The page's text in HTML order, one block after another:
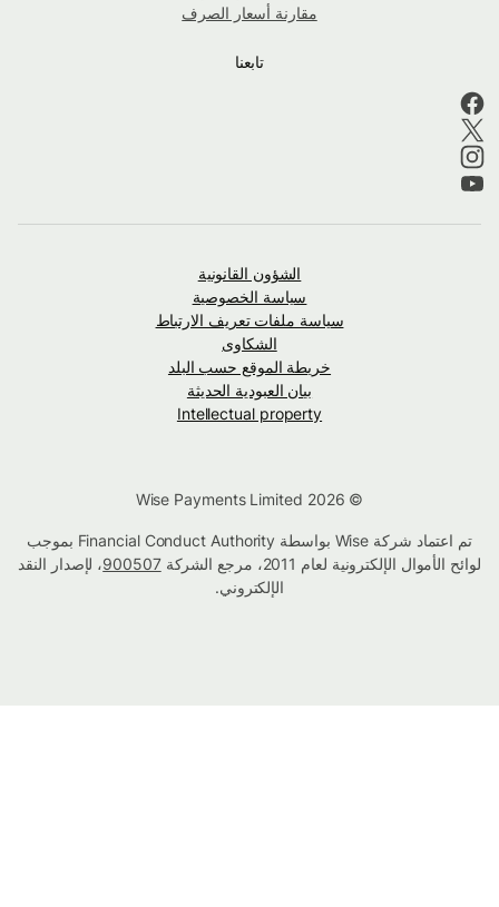
مقارنة أسعار الصرف
تابعنا
الشؤون القانونية
سياسة الخصوصية
سياسة ملفات تعريف الارتباط
الشكاوى
خريطة الموقع حسب البلد
بيان العبودية الحديثة
Intellectual property
تم اعتماد شركة Wise بواسطة Financial Conduct Authority بموجب
لوائح الأموال الإلكترونية لعام 2011، مرجع الشركة
900507، لإصدار النقد
الإلكتروني.